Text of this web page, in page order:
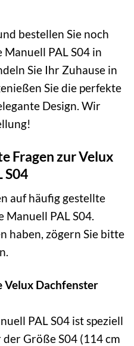
bestellen Sie noch
PAL S04 in
Sie Ihr Zuhause in
Sie die perfekte
Design. Wir
Fragen zur Velux
S04
auf häufig gestellte
Manuell PAL S04.
haben, zögern Sie bitte
Velux Dachfenster
PAL S04 ist speziell
Größe S04 (114 cm